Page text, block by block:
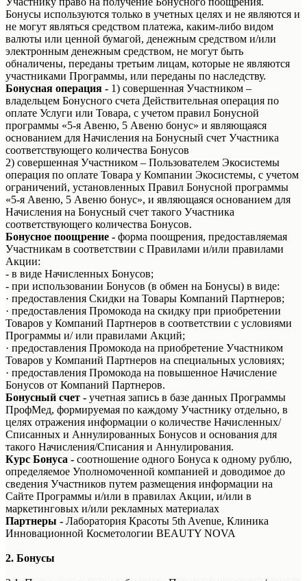
Бонусы используются только в учетных целях и не являются и
не могут являться средством платежа, каким-либо видом
валюты или ценной бумагой, денежным средством и/или
электронным денежным средством, не могут быть
обналичены, переданы третьим лицам, которые не являются
участниками Программы, или переданы по наследству.
Бонусная операция - 1) совершенная Участником –
владельцем Бонусного счета Действительная операция по
оплате Услуги или Товара, с учетом правил Бонусной
программы «5-я Авеню, 5 Авеню бонус» и являющаяся
основанием для Начисления на Бонусный счет Участника
соответствующего количества Бонусов
2) совершенная Участником – Пользователем Экосистемы
операция по оплате Товара у Компании Экосистемы, с учетом
ограничений, установленных Правил Бонусной программы
«5-я Авеню, 5 Авеню бонус», и являющаяся основанием для
Начисления на Бонусный счет такого Участника
соответствующего количества Бонусов.
Бонусное поощрение - форма поощрения, предоставляемая
Участникам в соответствии с Правилами и/или правилами
Акции:
- в виде Начисленных Бонусов;
- при использовании Бонусов (в обмен на Бонусы) в виде:
· предоставления Скидки на Товары Компаний Партнеров;
· предоставления Промокода на скидку при приобретении
Товаров у Компаний Партнеров в соответствии с условиями
Программы и/ или правилами Акций;
· предоставления Промокода на приобретение Участником
Товаров у Компаний Партнеров на специальных условиях;
· предоставления Промокода на повышенное Начисление
Бонусов от Компаний Партнеров.
Бонусный счет - учетная запись в базе данных Программы
ПрофМед, формируемая по каждому Участнику отдельно, в
целях отражения информации о количестве Начисленных/
Списанных и Аннулированных Бонусов и основания для
такого Начисления/Списания и Аннулирования.
Курс Бонуса - соотношение одного Бонуса к одному рублю,
определяемое Уполномоченной компанией и доводимое до
сведения Участников путем размещения информации на
Сайте Программы и/или в правилах Акции, и/или в
маркетинговых и/или рекламных материалах
Партнеры - Лаборатория Красоты 5th Avenue, Клиника
Инновационной Косметологии BEAUTY NOVA
2. Бонусы